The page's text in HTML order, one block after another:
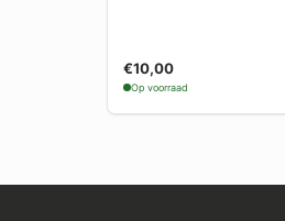
€10,00
Op voorraad